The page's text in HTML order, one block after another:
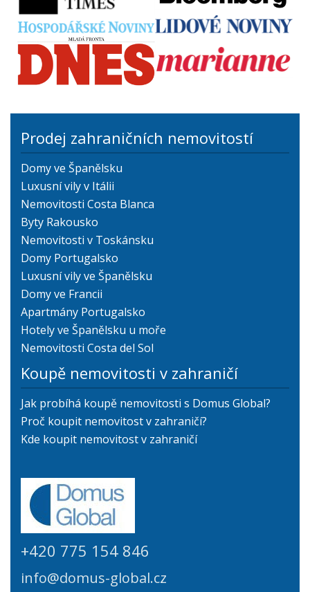
Prodej zahraničních nemovitostí
Domy ve Španělsku
Luxusní vily v Itálii
Nemovitosti Costa Blanca
Byty Rakousko
Nemovitosti v Toskánsku
Domy Portugalsko
Luxusní vily ve Španělsku
Domy ve Francii
Apartmány Portugalsko
Hotely ve Španělsku u moře
Nemovitosti Costa del Sol
Koupě nemovitosti v zahraničí
Jak probíhá koupě nemovitosti s Domus Global?
Proč koupit nemovitost v zahraničí?
Kde koupit nemovitost v zahraničí
+420 775 154 846
info@domus-global.cz